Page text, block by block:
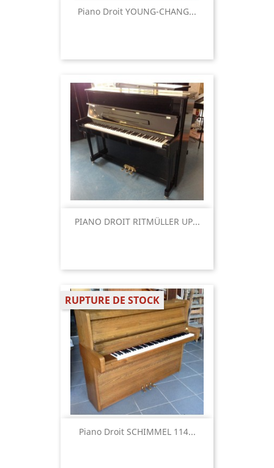
Piano Droit YOUNG-CHANG...
PIANO DROIT RITMÜLLER UP...
Piano Droit SCHIMMEL 114...
RUPTURE DE STOCK